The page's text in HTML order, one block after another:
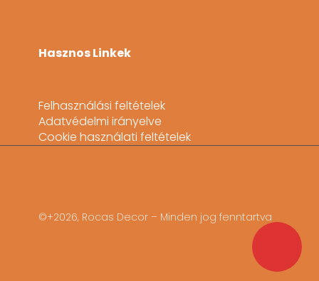
Hasznos Linkek
Felhasználási feltételek
Adatvédelmi irányelve
Cookie használati feltételek
©+2026, Rocas Decor – Minden jog fenntartva